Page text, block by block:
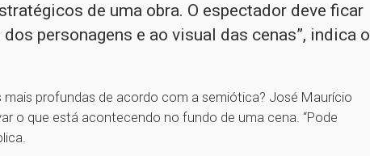
de uma obra. O espectador deve ficar
personagens e ao visual das cenas”, indica o
profundas de acordo com a semiótica? José Maurício
o que está acontecendo no fundo de uma cena. “Pode